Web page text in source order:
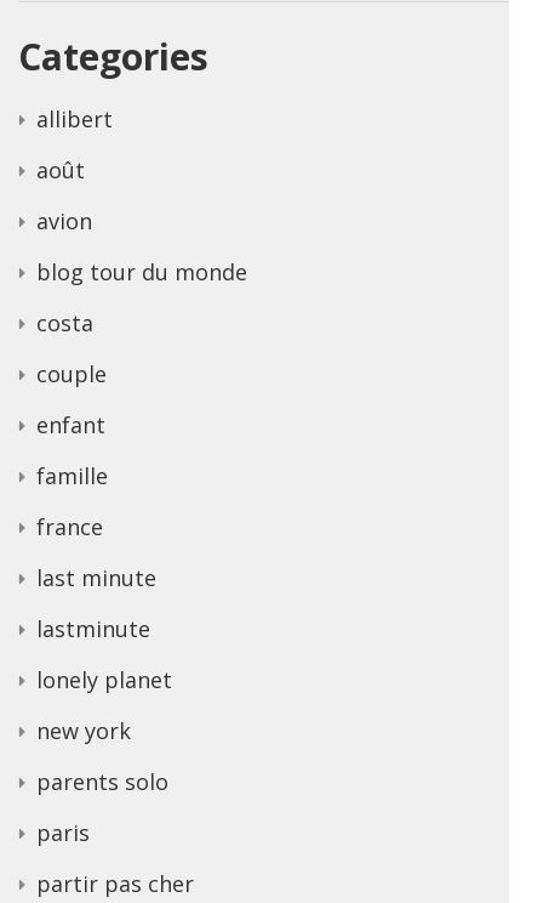
Categories
allibert
août
avion
blog tour du monde
costa
couple
enfant
famille
france
last minute
lastminute
lonely planet
new york
parents solo
paris
partir pas cher